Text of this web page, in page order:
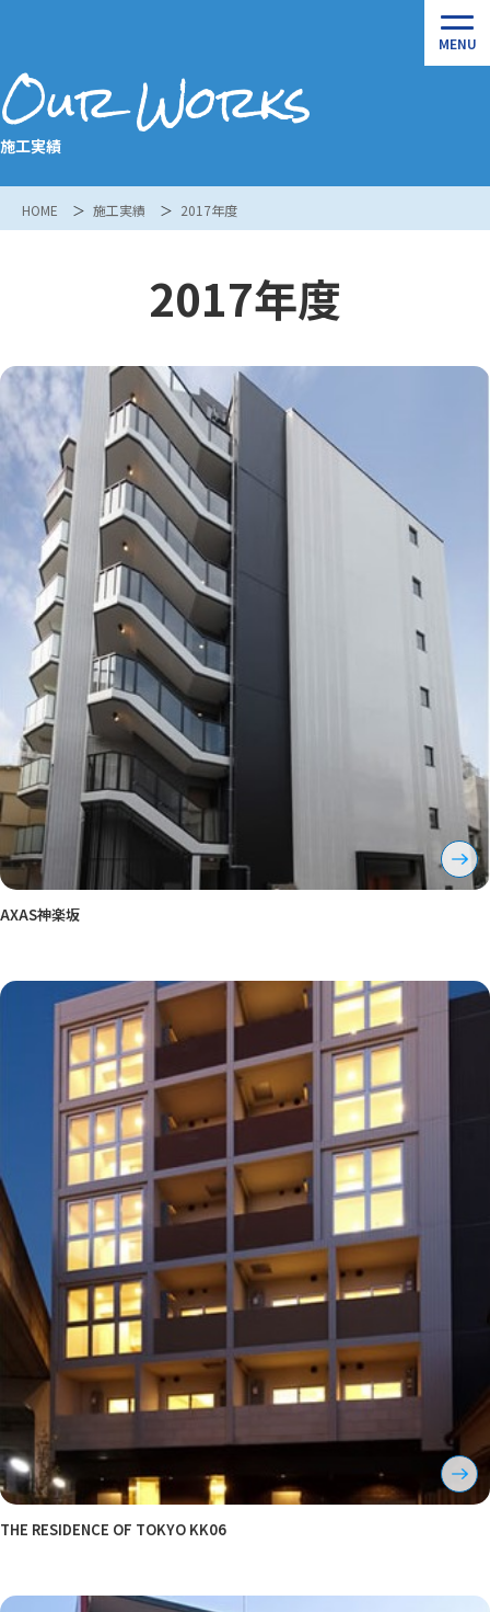
Our Works
施工実績
HOME 施工実績 2017年度
2017年度
AXAS神楽坂
THE RESIDENCE OF TOKYO KK06